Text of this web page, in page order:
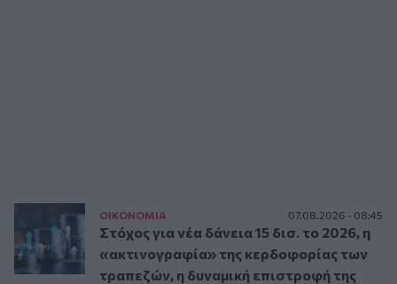
ΟΙΚΟΝΟΜΙΑ 07.08.2026 - 08:45
Στόχος για νέα δάνεια 15 δισ. το 2026, η
«ακτινογραφία» της κερδοφορίας των
τραπεζών, η δυναμική επιστροφή της